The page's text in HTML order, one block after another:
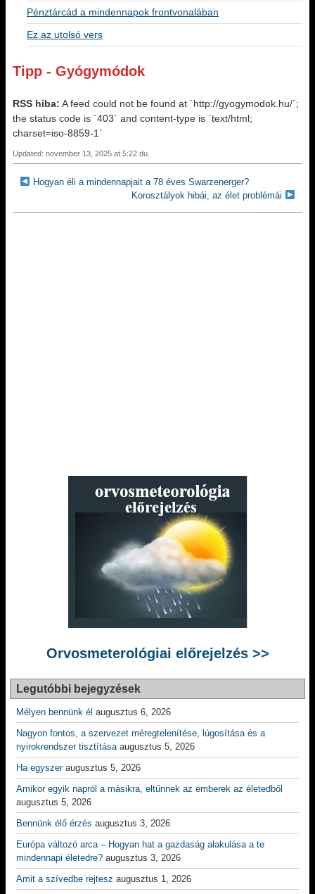
Pénztárcád a mindennapok frontvonalában
Ez az utolsó vers
Tipp - Gyógymódok
RSS hiba: A feed could not be found at `http://gyogymodok.hu/`;
the status code is `403` and content-type is `text/html;
charset=iso-8859-1`
Updated: november 13, 2025 at 5:22 du.
Hogyan éli a mindennapjait a 78 éves Swarzenerger?
Korosztályok hibái, az élet problémái
Orvosmeterológiai előrejelzés >>
Legutóbbi bejegyzések
Mélyen bennünk él augusztus 6, 2026
Nagyon fontos, a szervezet méregtelenítése, lúgosítása és a
nyirokrendszer tisztítása augusztus 5, 2026
Ha egyszer augusztus 5, 2026
Amikor egyik napról a másikra, eltűnnek az emberek az életedből
augusztus 5, 2026
Bennünk élő érzés augusztus 3, 2026
Európa változó arca – Hogyan hat a gazdaság alakulása a te
mindennapi életedre? augusztus 3, 2026
Amit a szívedbe rejtesz augusztus 1, 2026